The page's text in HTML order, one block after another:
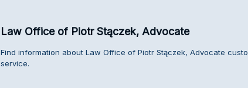
Law Office of Piotr Stączek, Advocate
Find information about Law Office of Piotr Stączek, Advocate
service.